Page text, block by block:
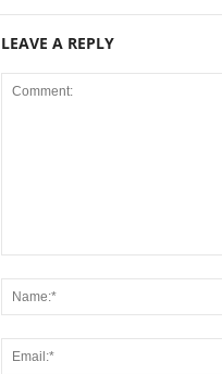
LEAVE A REPLY